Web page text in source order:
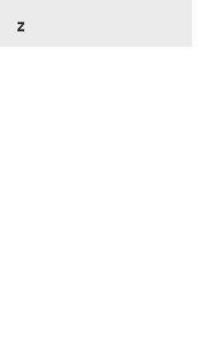
Z